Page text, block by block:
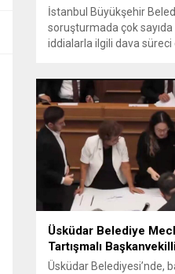
İstanbul Büyükşehir
soruşturmada çok sayıda
iddialarla ilgili dava süreci
değerlendirdi. İnceleme
aralarında Ekrem
bulunduğu 53 tutuklu
hallerinin
İddialar ve değerlendirilen
Soruşturma kapsamında
yöneltilen...
Üsküdar Belediye
Tartışmalı
Üsküdar Belediyesi’nde,